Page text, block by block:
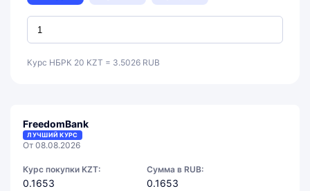
Курс НБРК 20 KZT = 3.5026 RUB
FreedomBank
ЛУЧШИЙ КУРС
От 08.08.2026
Курс покупки KZT:
0.1653
Сумма в RUB:
0.1653